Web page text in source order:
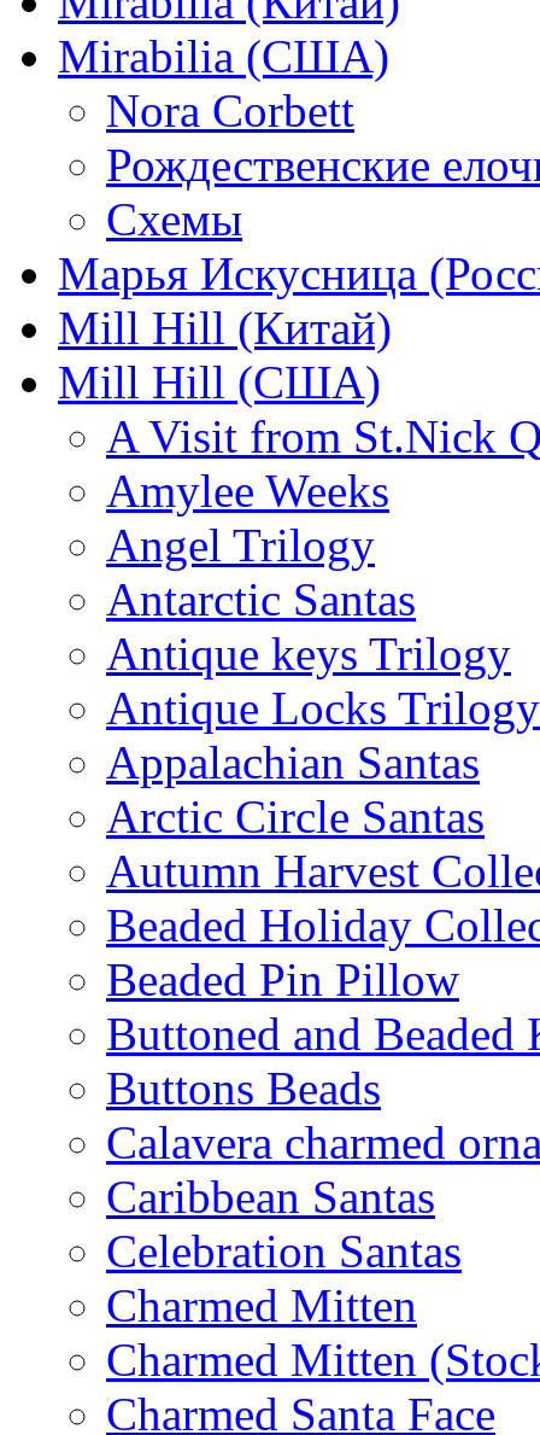
Mirabilia (США)
Nora Corbett
Рождественские
Схемы
Марья Искусница
Mill Hill (Китай)
Mill Hill (США)
A Visit from St.Nick
Amylee Weeks
Angel Trilogy
Antarctic Santas
Antique keys Trilogy
Antique Locks Trilogy
Appalachian Santas
Arctic Circle Santas
Autumn Harvest
Beaded Holiday
Beaded Pin Pillow
Buttoned and Beaded
Buttons Beads
Calavera charmed
Caribbean Santas
Celebration Santas
Charmed Mitten
Charmed Mitten
Charmed Santa Face